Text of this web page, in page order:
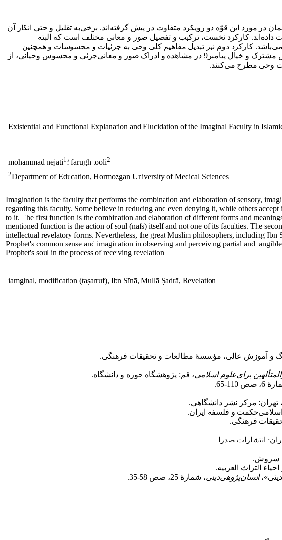
مورد این قوّه دو رویکرد متفاوت در پیش گرفته‌اند. برخی‌به تقلیل و حتی ‌انکار آن
داده‌اند. کارکرد نخست، ترکیب و تفصیل صور و معانی ‌مختلف است که البته
کارکرد دوم نیز تبدیل مفاهیم کلی ‌وحی ‌به جزئیات و محسوسات و همچنین
تمثل صور عقلی‌ وحیانی‌است. با این وجود، فلاسفۀ بزرگ مسلمان از جمله ابن‌سینا و ملاصدرا با تأکید بر کارکرد حس مشترک و خیال پیامبر9 در مشاهده و ادراک صور و معانی‌جزئی ‌و محسوس وحیانی، از
Existential and Functional Explanation and Elucidation of the Imaginal Faculty in
mohammad nejati1 ؛ farugh tooli2
2Department of Education, Hormozgan University of Medical Sciences
Imagination is the faculty that performs the combination and elaboration of sensory,
regarding this faculty. Some believe in reducing and even denying it, while others
to it. The first function is the combination and elaboration of different forms and
mentioned function is the action of soul (nafs) itself and not one of its faculties. The
intellectual revelatory forms. Nevertheless, the great Muslim philosophers, including
Prophet's common sense and imagination in observing and perceiving partial and
Prophet's soul in the process of receiving revelation.
iamginal, modification (taṣarruf), Ibn Sīnā, Mullā Ṣadrā, Revelation
و آموزش عالی، مؤسسۀ مطالعات و تحقیقات فرهنگی.
برای‌علوم اسلامی، قم: پژوهشگاه حوزه و دانشگاه.
65.
تهران: مرکز نشر دانشگاهی.
و فلسفه ایران.
فرهنگی.
انتشارات صدرا.
سروش.
التراث العربیه.
انسان‌پژوهی‌دینی، شمارۀ 25، صص 58-35.